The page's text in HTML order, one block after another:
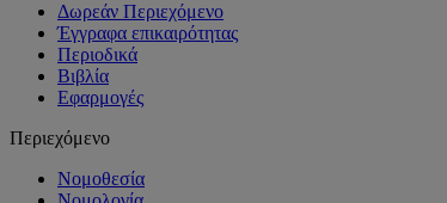
Δωρεάν Περιεχόμενο
Έγγραφα επικαιρότητας
Περιοδικά
Βιβλία
Εφαρμογές
Περιεχόμενο
Νομοθεσία